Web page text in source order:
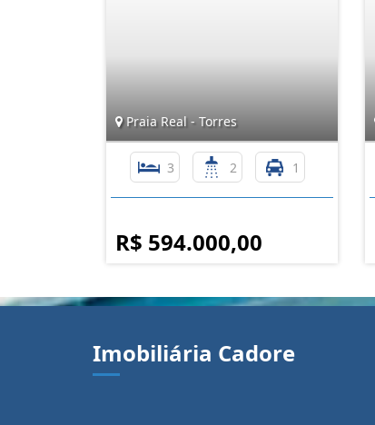
Praia Real - Torres
3 2 1
R$ 594.000,00
Imobiliária Cadore